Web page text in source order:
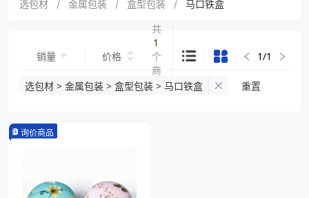
221360
烤箱袋
选包材 / 金属包装 / 盒型包装 / 马口铁盒
销量 价格
共
1
个
商
品
1/1
选包材 > 金属包装 > 盒型包装 > 马口铁盒 重置
询价商品